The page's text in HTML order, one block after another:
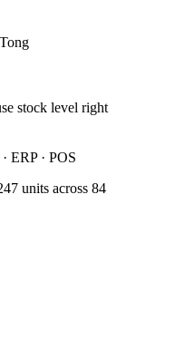
stock level right
ERP · POS
units across 84